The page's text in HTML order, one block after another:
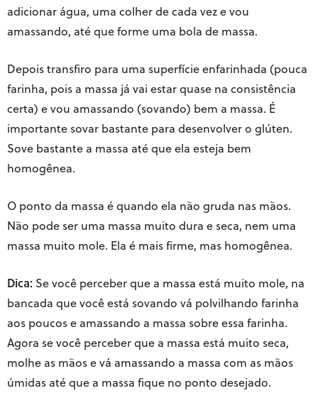
adicionar água, uma colher de cada vez e vou
amassando, até que forme uma bola de massa.
Depois transfiro para uma superfície enfarinhada (pouca
farinha, pois a massa já vai estar quase na consistência
certa) e vou amassando (sovando) bem a massa. É
importante sovar bastante para desenvolver o glúten.
Sove bastante a massa até que ela esteja bem
homogênea.
O ponto da massa é quando ela não gruda nas mãos.
Não pode ser uma massa muito dura e seca, nem uma
massa muito mole. Ela é mais firme, mas homogênea.
Dica: Se você perceber que a massa está muito mole, na
bancada que você está sovando vá polvilhando farinha
aos poucos e amassando a massa sobre essa farinha.
Agora se você perceber que a massa está muito seca,
molhe as mãos e vá amassando a massa com as mãos
úmidas até que a massa fique no ponto desejado.